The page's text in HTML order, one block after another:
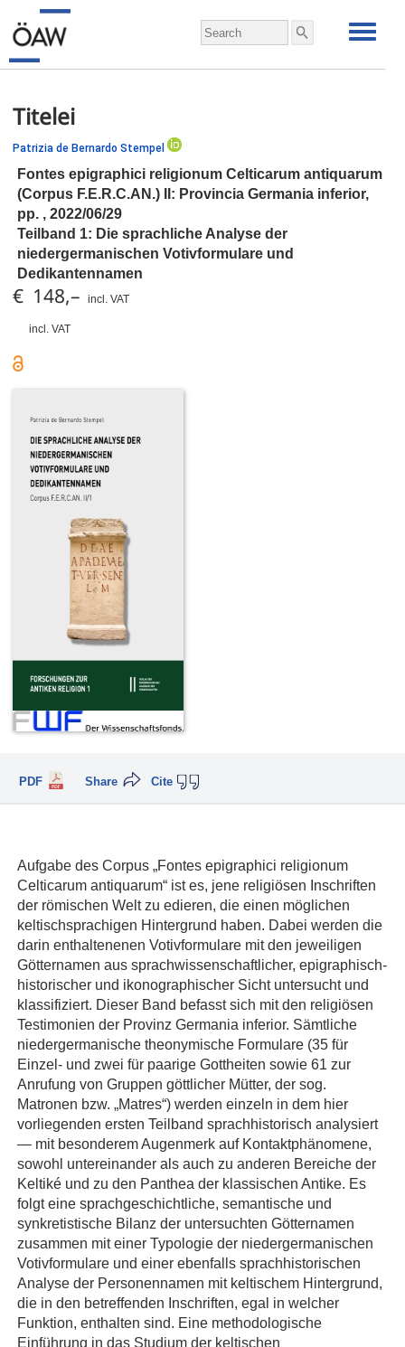
Titelei
Patrizia de Bernardo Stempel
Fontes epigraphici religionum Celticarum antiquarum
(Corpus F.E.R.C.AN.) II: Provincia Germania inferior,
pp.
, 2022/06/29
Teilband 1: Die sprachliche Analyse der
niedergermanischen Votivformulare und
Dedikantennamen
€ 148,– incl. VAT
incl. VAT
PDF Cite
Share
Aufgabe des Corpus „Fontes epigraphici religionum
Celticarum antiquarum“ ist es, jene religiösen Inschriften
der römischen Welt zu edieren, die einen möglichen
keltischsprachigen Hintergrund haben. Dabei werden die
darin enthaltenenen Votivformulare mit den jeweiligen
Götternamen aus sprachwissenschaftlicher, epigraphisch-
historischer und ikonographischer Sicht untersucht und
klassifiziert. Dieser Band befasst sich mit den religiösen
Testimonien der Provinz Germania inferior. Sämtliche
niedergermanische theonymische Formulare (35 für
Einzel- und zwei für paarige Gottheiten sowie 61 zur
Anrufung von Gruppen göttlicher Mütter, der sog.
Matronen bzw. „Matres“) werden einzeln in dem hier
vorliegenden ersten Teilband sprachhistorisch analysiert
— mit besonderem Augenmerk auf Kontaktphänomene,
sowohl untereinander als auch zu anderen Bereiche der
Keltiké und zu den Panthea der klassischen Antike. Es
folgt eine sprachgeschichtliche, semantische und
synkretistische Bilanz der untersuchten Götternamen
zusammen mit einer Typologie der niedergermanischen
Votivformulare und einer ebenfalls sprachhistorischen
Analyse der Personennamen mit keltischem Hintergrund,
die in den betreffenden Inschriften, egal in welcher
Funktion, enthalten sind. Eine methodologische
Einführung in das Studium der keltischen